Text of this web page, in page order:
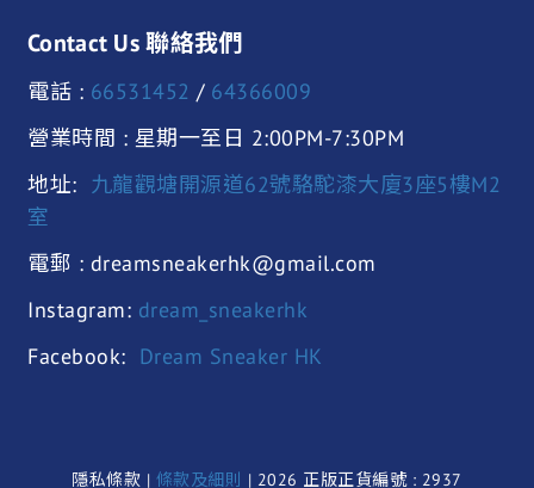
Contact Us 聯絡我們
電話 : 66531452 / 64366009
營業時間 : 星期一至日 2:00PM-7:30PM
地址:
九龍觀塘開源道62號駱駝漆大廈3座5樓M2
室
電郵 : dreamsneakerhk@gmail.com
Instagram: dream_sneakerhk
Facebook: Dream Sneaker HK
隱私條款 | 條款及細則 | 2026 正版正貨編號 : 2937